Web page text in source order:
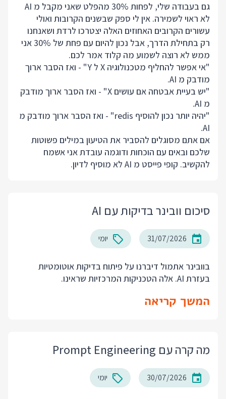
גם בעבודה שלי, לפחות 30% מהפלט שאני מקבל מ AI
לא ראוי לשמירה. אין לי ספק שבשנים הקרובות ואולי
עשורים הקרובים האחוזים האלה יצטרכו לרדת ושאנחנו
רק בתחילת הדרך, אבל נכון להיום עם פחת של 30% אני
ממש לא רוצה לשמוע מה קלוד אמר לכם.
"אי אפשר להחליף מטכנולוגיה X ל Y" - ואז הסבר ארוך
מודבק מ AI.
"יש בעיית אבטחה אם עושים X" - ואז הסבר ארוך מודבק
מ AI.
"יהיה יותר נכון להוסיף redis" - ואז הסבר ארוך מודבק מ
AI.
אם אתם מסוגלים להסביר את הטיעון במילים פשוטות
שלכם ובאים עם הוכחות ודוגמה עובדת אני אשמח
להקשיב. קופי פייסט מ AI לא מוסיף לדיון.
סיכום וובינר בדיקות עם AI
31/07/2026 יומי
בוובינר אתמול דיברנו על פיתוח בדיקות אוטומטיות
בעזרת AI. אלה הטכניקות המרכזיות שראינו.
המשך קריאה
מה קרה עם Prompt Engineering
30/07/2026 יומי